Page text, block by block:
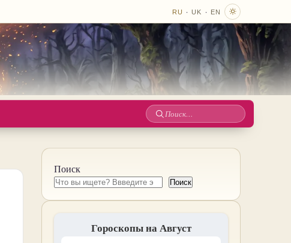
RU · UK · EN
Поиск
Поиск
Поиск
Гороскопы на Август